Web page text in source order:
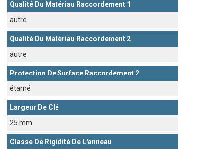
Qualité Du Matériau Raccordement 1
autre
Qualité Du Matériau Raccordement 2
autre
Protection De Surface Raccordement 2
étamé
Largeur De Clé
25 mm
Classe De Rigidité De L'anneau